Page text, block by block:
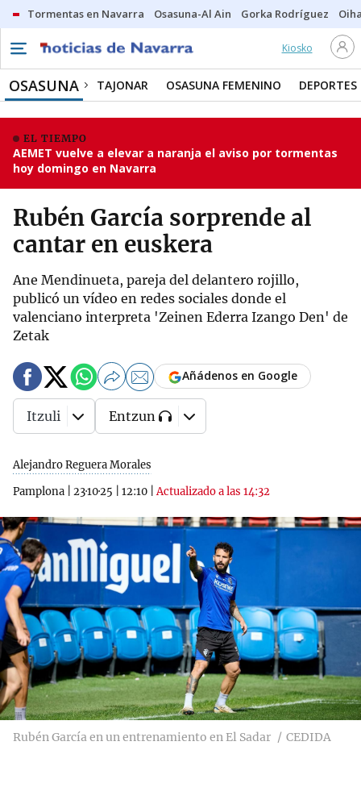
Tormentas en Navarra Osasuna-Al Ain Gorka Rodríguez
Kiosko
OSASUNA TAJONAR OSASUNA FEMENINO DEPORTES
EL TIEMPO
AEMET vuelve a elevar a naranja el aviso por tormentas
hoy domingo en Navarra
Rubén García sorprende al
cantar en euskera
Ane Mendinueta, pareja del delantero rojillo,
publicó un vídeo en redes sociales donde el
valenciano interpreta 'Zeinen Ederra Izango Den' de
Zetak
Alejandro Reguera Morales
Pamplona
23·10·25 12:10 |Actualizado a las 14:32
Añádenos en Google
Itzuli Entzun
Rubén García en un entrenamiento en El Sadar CEDIDA